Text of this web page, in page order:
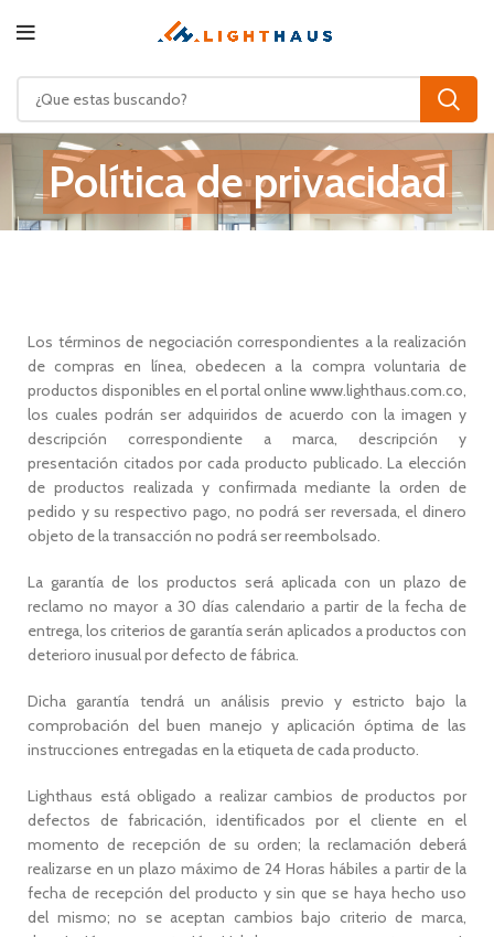
Política de privacidad
Los términos de negociación correspondientes a la realización
de compras en línea, obedecen a la compra voluntaria de
productos disponibles en el portal online www.lighthaus.com.co,
los cuales podrán ser adquiridos de acuerdo con la imagen y
descripción correspondiente a marca, descripción y
presentación citados por cada producto publicado. La elección
de productos realizada y confirmada mediante la orden de
pedido y su respectivo pago, no podrá ser reversada, el dinero
objeto de la transacción no podrá ser reembolsado.
La garantía de los productos será aplicada con un plazo de
reclamo no mayor a 30 días calendario a partir de la fecha de
entrega, los criterios de garantía serán aplicados a productos con
deterioro inusual por defecto de fábrica.
Dicha garantía tendrá un análisis previo y estricto bajo la
comprobación del buen manejo y aplicación óptima de las
instrucciones entregadas en la etiqueta de cada producto.
Lighthaus está obligado a realizar cambios de productos por
defectos de fabricación, identificados por el cliente en el
momento de recepción de su orden; la reclamación deberá
realizarse en un plazo máximo de 24 Horas hábiles a partir de la
fecha de recepción del producto y sin que se haya hecho uso
del mismo; no se aceptan cambios bajo criterio de marca,